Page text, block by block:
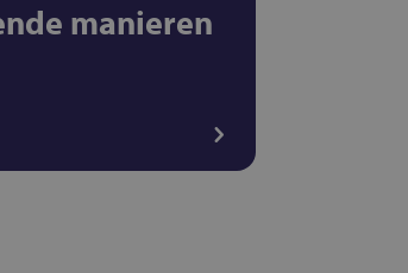
manieren